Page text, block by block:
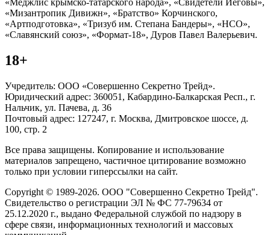
«Меджлис крымско-татарского народа», «Свидетели Иеговы»,
«Мизантропик Дивижн», «Братство» Корчинского,
«Артподготовка», «Тризуб им. Степана Бандеры», «НСО»,
«Славянский союз», «Формат-18», Дуров Павел Валерьевич.
18+
Учредитель: ООО «Совершенно Секретно Трейд».
Юридический адрес: 360051, Кабардино-Балкарская Респ., г.
Нальчик, ул. Пачева, д. 36
Почтовый адрес: 127247, г. Москва, Дмитровское шоссе, д.
100, стр. 2
Все права защищены. Копирование и использование
материалов запрещено, частичное цитирование возможно
только при условии гиперссылки на сайт.
Copyright © 1989-2026. ООО "Совершенно Секретно Трейд".
Свидетельство о регистрации ЭЛ № ФС 77-79634 от
25.12.2020 г., выдано Федеральной службой по надзору в
сфере связи, информационных технологий и массовых